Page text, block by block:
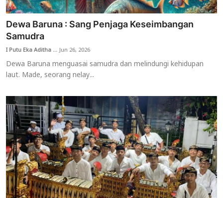
Dewa Baruna : Sang Penjaga Keseimbangan
Samudra
I Putu Eka Aditha ...Jun 26, 2026
Dewa Baruna menguasai samudra dan melindungi kehidupan
laut. Made, seorang nelay...